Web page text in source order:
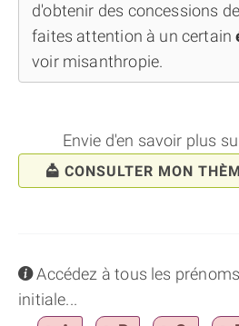
d'obtenir des concessions
faites attention à un certain
voir misanthropie.
Envie d'en savoir plus
CONSULTER MON
infoAccédez à tous les
initiale...